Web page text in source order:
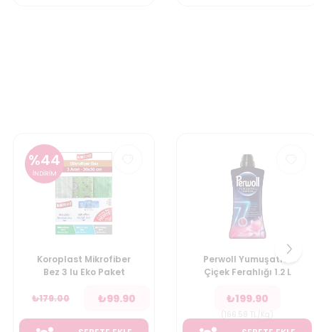
%44
İNDİRİM
Koroplast Mikrofiber
Bez 3 lu Eko Paket
₺179.00 ₺99.90
Perwoll Yumuşatıcı
Çiçek Ferahlığı 1.2 L
₺199.90